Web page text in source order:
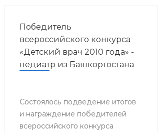
Победитель
всероссийского конкурса
«Детский врач 2010 года» -
педиатр из Башкортостана
Состоялось подведение итогов
и награждение победителей
всероссийского конкурса